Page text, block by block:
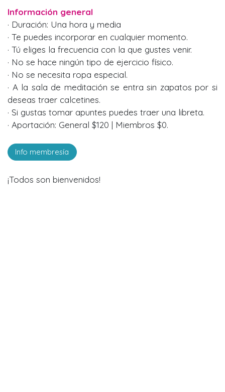
Información general
· Duración: Una hora y media
· Te puedes incorporar en cualquier momento.
· Tú eliges la frecuencia con la que gustes venir.
· No se hace ningún tipo de ejercicio físico.
· No se necesita ropa especial.
· A la sala de meditación se entra sin zapatos por si
deseas traer calcetines.
· Si gustas tomar apuntes puedes traer una libreta.
· Aportación: General $120 | Miembros $0.
Info membresía
¡Todos son bienvenidos!